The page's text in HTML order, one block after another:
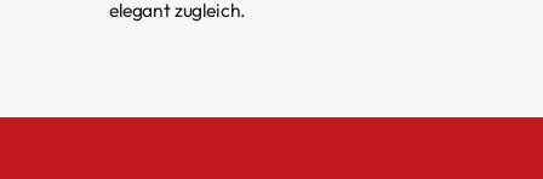
elegant zugleich.